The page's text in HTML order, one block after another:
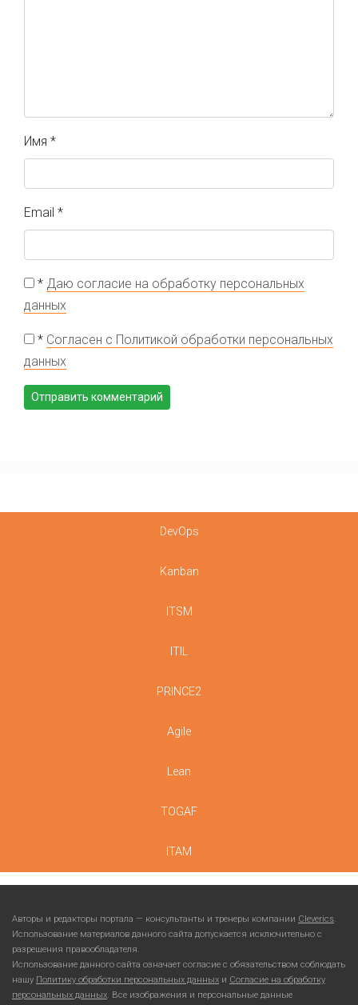
Имя *
Email *
* Даю согласие на обработку персональных
данных
* Согласен с Политикой обработки персональных
данных
DevOps
Kanban
ITSM
ITIL
PRINCE2
Agile
Lean
TOGAF
ITAM
Авторы и редакторы портала — консультанты и тренеры компании Cleverics.
Использование материалов данного сайта допускается исключительно с
разрешения правообладателя.
Использование данного сайта означает согласие с обязательством соблюдать
нашу Политику обработки персональных данных и Согласие на обработку
персональных данных. Все изображения и персональные данные